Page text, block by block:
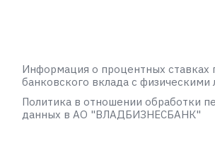
Информация о процентных ставках
банковского вклада с физическими
Политика в отношении обработки
данных в АО "ВЛАДБИЗНЕСБАНК"